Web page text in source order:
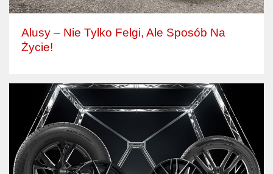
Alusy – Nie Tylko Felgi, Ale Sposób Na
Życie!